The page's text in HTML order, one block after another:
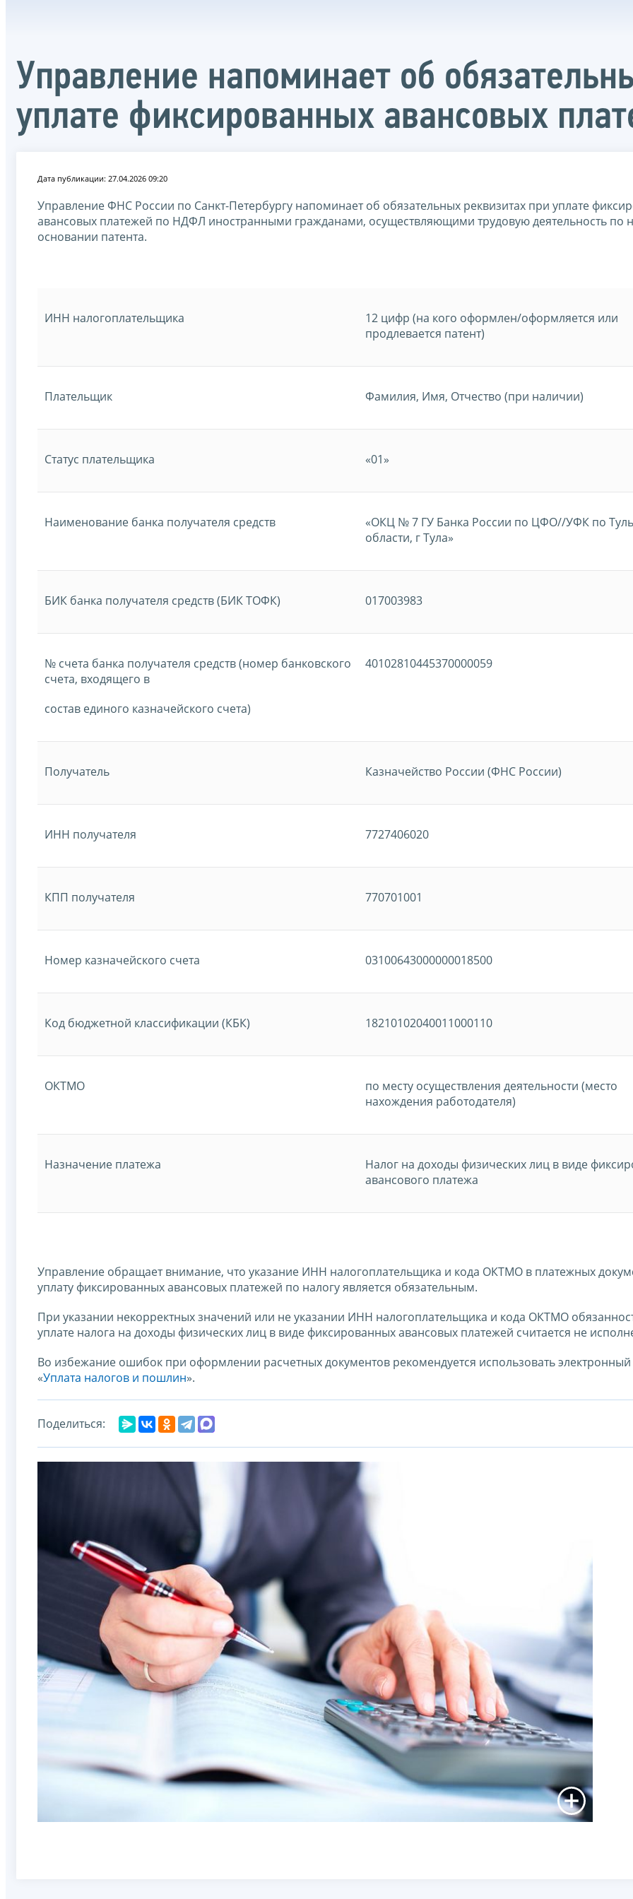
Управление напоминает об
уплате фиксированных авансовых
Дата публикации: 27.04.2026 09:20
Управление ФНС России по Санкт-Петербургу напоминает об обязательных реквизитах при уплате
авансовых платежей по НДФЛ иностранными гражданами, осуществляющими трудовую деятельность по
основании патента.
ИНН налогоплательщика
12 цифр (на кого оформлен/оформляется или
продлевается патент)
Плательщик Фамилия, Имя, Отчество (при наличии)
Статус плательщика «01»
Наименование банка получателя средств
«ОКЦ № 7 ГУ Банка России по ЦФО//УФК по
области, г Тула»
БИК банка получателя средств (БИК ТОФК) 017003983
№ счета банка получателя средств (номер банковского
счета, входящего в
состав единого казначейского счета)
40102810445370000059
Получатель Казначейство России (ФНС России)
ИНН получателя 7727406020
КПП получателя 770701001
Номер казначейского счета 03100643000000018500
Код бюджетной классификации (КБК) 18210102040011000110
ОКТМО
по месту осуществления деятельности (место
нахождения работодателя)
Назначение платежа
Налог на доходы физических лиц в виде
авансового платежа
Управление обращает внимание, что указание ИНН налогоплательщика и кода ОКТМО в платежных
уплату фиксированных авансовых платежей по налогу является обязательным.
При указании некорректных значений или не указании ИНН налогоплательщика и кода ОКТМО
уплате налога на доходы физических лиц в виде фиксированных авансовых платежей считается не
Во избежание ошибок при оформлении расчетных документов рекомендуется использовать электронный
«Уплата налогов и пошлин».
Поделиться: